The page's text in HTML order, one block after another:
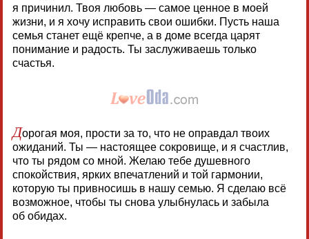
я причинил. Твоя любовь — самое ценное в моей
жизни, и я хочу исправить свои ошибки. Пусть наша
семья станет ещё крепче, а в доме всегда царят
понимание и радость. Ты заслуживаешь только
счастья.
Дорогая моя, прости за то, что не оправдал твоих
ожиданий. Ты — настоящее сокровище, и я счастлив,
что ты рядом со мной. Желаю тебе душевного
спокойствия, ярких впечатлений и той гармонии,
которую ты привносишь в нашу семью. Я сделаю всё
возможное, чтобы ты снова улыбнулась и забыла
об обидах.